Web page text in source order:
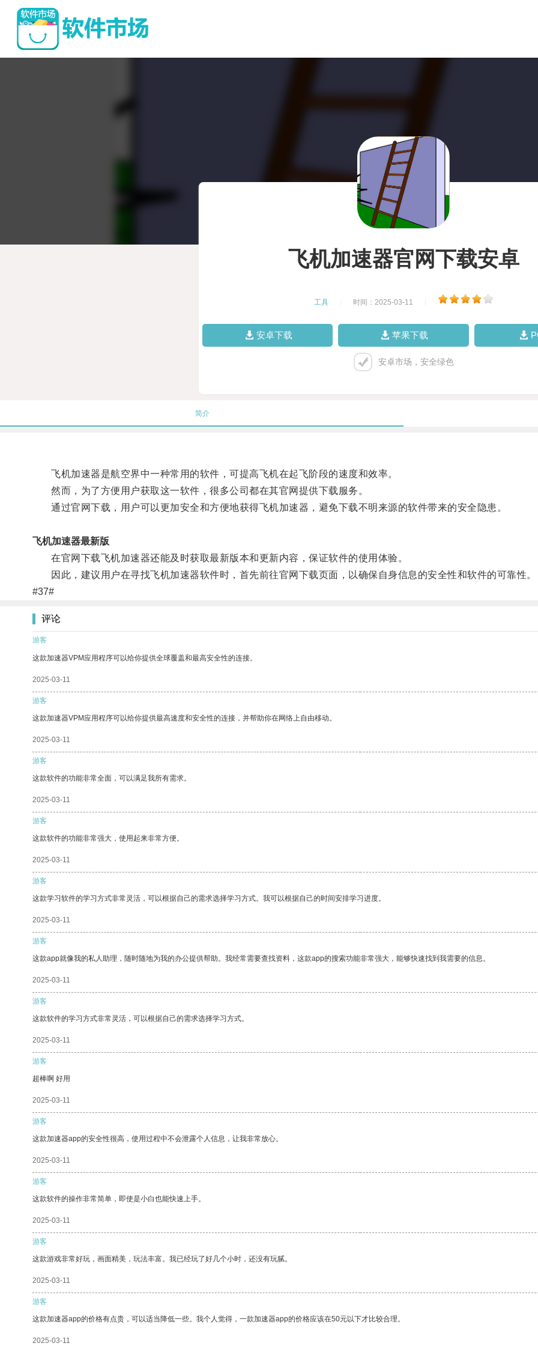
飞机加速器官网下载安卓
工具 时间：2025-03-11
安卓下载 苹果下载
安卓市场，安全绿色
简介
飞机加速器是航空界中一种常用的软件，可提高飞机在起飞阶段的速度和效率。
然而，为了方便用户获取这一软件，很多公司都在其官网提供下载服务。
通过官网下载，用户可以更加安全和方便地获得飞机加速器，避免下载不明来源的软件带来的安全隐患。
飞机加速器最新版
在官网下载飞机加速器还能及时获取最新版本和更新内容，保证软件的使用体验。
因此，建议用户在寻找飞机加速器软件时，首先前往官网下载页面，以确保自身信息的安全性和软件的可靠性。
#37#
评论
游客
这款加速器VPM应用程序可以给你提供全球覆盖和最高安全性的连接。
2025-03-11
游客
这款加速器VPM应用程序可以给你提供最高速度和安全性的连接，并帮助你在网络上自由移动。
2025-03-11
游客
这款软件的功能非常全面，可以满足我所有需求。
2025-03-11
游客
这款软件的功能非常强大，使用起来非常方便。
2025-03-11
游客
这款学习软件的学习方式非常灵活，可以根据自己的需求选择学习方式。我可以根据自己的时间安排学习进度。
2025-03-11
游客
这款app就像我的私人助理，随时随地为我的办公提供帮助。我经常需要查找资料，这款app的搜索功能非常强大，能够快速找到我需要的信息。
2025-03-11
游客
这款软件的学习方式非常灵活，可以根据自己的需求选择学习方式。
2025-03-11
游客
超棒啊 好用
2025-03-11
游客
这款加速器app的安全性很高，使用过程中不会泄露个人信息，让我非常放心。
2025-03-11
游客
这款软件的操作非常简单，即使是小白也能快速上手。
2025-03-11
游客
这款游戏非常好玩，画面精美，玩法丰富。我已经玩了好几个小时，还没有玩腻。
2025-03-11
游客
这款加速器app的价格有点贵，可以适当降低一些。我个人觉得，一款加速器app的价格应该在50元以下才比较合理。
2025-03-11